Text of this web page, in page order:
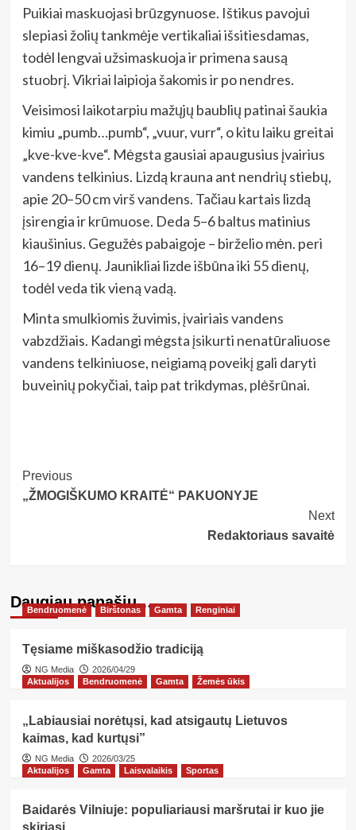
Puikiai maskuojasi brūzgynuose. Ištikus pavojui
slepiasi žolių tankmėje vertikaliai išsitiesdamas,
todėl lengvai užsimaskuoja ir primena sausą
stuobrį. Vikriai laipioja šakomis ir po nendres.
Veisimosi laikotarpiu mažųjų baublių patinai šaukia
kimiu „pumb…pumb“, „vuur, vurr“, o kitu laiku greitai
„kve-kve-kve“. Mėgsta gausiai apaugusius įvairius
vandens telkinius. Lizdą krauna ant nendrių stiebų,
apie 20–50 cm virš vandens. Tačiau kartais lizdą
įsirengia ir krūmuose. Deda 5–6 baltus matinius
kiaušinius. Gegužės pabaigoje – birželio mėn. peri
16–19 dienų. Jaunikliai lizde išbūna iki 55 dienų,
todėl veda tik vieną vadą.
Minta smulkiomis žuvimis, įvairiais vandens
vabzdžiais. Kadangi mėgsta įsikurti nenatūraliuose
vandens telkiniuose, neigiamą poveikį gali daryti
buveinių pokyčiai, taip pat trikdymas, plėšrūnai.
Post
Navigation
Previous
„ŽMOGIŠKUMO KRAITĖ“ PAKUONYJE
Next
Redaktoriaus savaitė
Daugiau panašių…
Bendruomenė Birštonas Gamta Renginiai
Tęsiame miškasodžio tradiciją
NG Media
2026/04/29
Aktualijos
Bendruomenė Gamta Žemės ūkis
„Labiausiai norėtųsi, kad atsigautų Lietuvos
kaimas, kad kurtųsi”
NG Media
2026/03/25
Aktualijos
Gamta Laisvalaikis Sportas
Baidarės Vilniuje: populiariausi maršrutai ir kuo jie
skiriasi